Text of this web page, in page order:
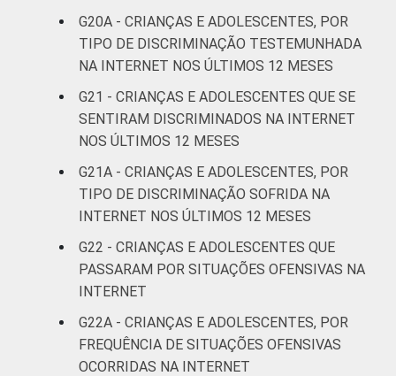
G20A - CRIANÇAS E ADOLESCENTES, POR
TIPO DE DISCRIMINAÇÃO TESTEMUNHADA
NA INTERNET NOS ÚLTIMOS 12 MESES
G21 - CRIANÇAS E ADOLESCENTES QUE SE
SENTIRAM DISCRIMINADOS NA INTERNET
NOS ÚLTIMOS 12 MESES
G21A - CRIANÇAS E ADOLESCENTES, POR
TIPO DE DISCRIMINAÇÃO SOFRIDA NA
INTERNET NOS ÚLTIMOS 12 MESES
G22 - CRIANÇAS E ADOLESCENTES QUE
PASSARAM POR SITUAÇÕES OFENSIVAS NA
INTERNET
G22A - CRIANÇAS E ADOLESCENTES, POR
FREQUÊNCIA DE SITUAÇÕES OFENSIVAS
OCORRIDAS NA INTERNET